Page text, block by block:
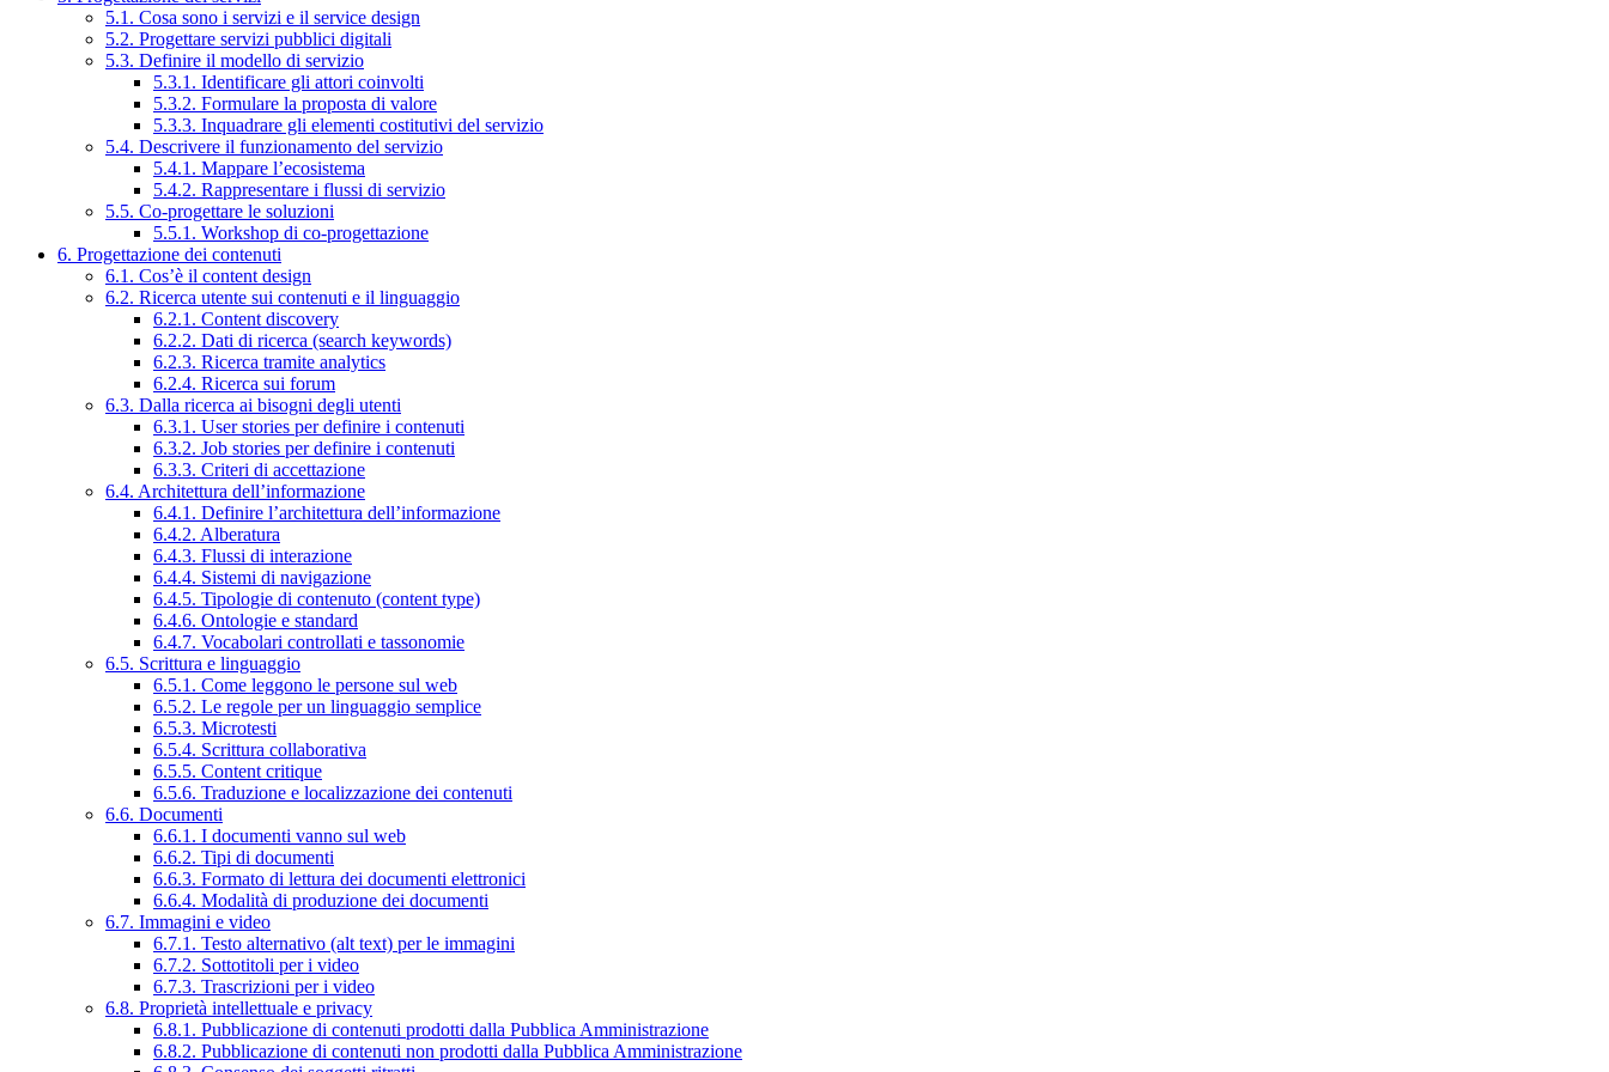
5.1. Cosa sono i servizi e il service design
5.2. Progettare servizi pubblici digitali
5.3. Definire il modello di servizio
5.3.1. Identificare gli attori coinvolti
5.3.2. Formulare la proposta di valore
5.3.3. Inquadrare gli elementi costitutivi del servizio
5.4. Descrivere il funzionamento del servizio
5.4.1. Mappare l’ecosistema
5.4.2. Rappresentare i flussi di servizio
5.5. Co-progettare le soluzioni
5.5.1. Workshop di co-progettazione
6. Progettazione dei contenuti
6.1. Cos’è il content design
6.2. Ricerca utente sui contenuti e il linguaggio
6.2.1. Content discovery
6.2.2. Dati di ricerca (search keywords)
6.2.3. Ricerca tramite analytics
6.2.4. Ricerca sui forum
6.3. Dalla ricerca ai bisogni degli utenti
6.3.1. User stories per definire i contenuti
6.3.2. Job stories per definire i contenuti
6.3.3. Criteri di accettazione
6.4. Architettura dell’informazione
6.4.1. Definire l’architettura dell’informazione
6.4.2. Alberatura
6.4.3. Flussi di interazione
6.4.4. Sistemi di navigazione
6.4.5. Tipologie di contenuto (content type)
6.4.6. Ontologie e standard
6.4.7. Vocabolari controllati e tassonomie
6.5. Scrittura e linguaggio
6.5.1. Come leggono le persone sul web
6.5.2. Le regole per un linguaggio semplice
6.5.3. Microtesti
6.5.4. Scrittura collaborativa
6.5.5. Content critique
6.5.6. Traduzione e localizzazione dei contenuti
6.6. Documenti
6.6.1. I documenti vanno sul web
6.6.2. Tipi di documenti
6.6.3. Formato di lettura dei documenti elettronici
6.6.4. Modalità di produzione dei documenti
6.7. Immagini e video
6.7.1. Testo alternativo (alt text) per le immagini
6.7.2. Sottotitoli per i video
6.7.3. Trascrizioni per i video
6.8. Proprietà intellettuale e privacy
6.8.1. Pubblicazione di contenuti prodotti dalla Pubblica Amministrazione
6.8.2. Pubblicazione di contenuti non prodotti dalla Pubblica Amministrazione